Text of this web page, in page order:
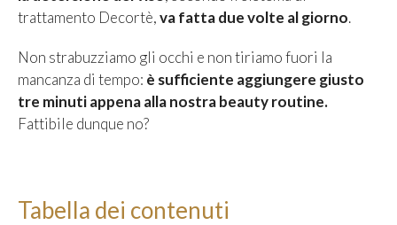
trattamento Decortè,va fatta due volte al giorno.
Non strabuzziamo gli occhi e non tiriamo fuori la
mancanza di tempo: è sufficiente aggiungere giusto
tre minuti appena alla nostra beauty routine.
Fattibile dunque no?
Tabella dei contenuti